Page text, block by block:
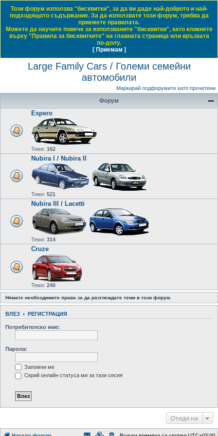
Daewoo & Chevrolet Club Bulgaria
ЧЗВ Правила на форума Влез
Регистрация
Начало форум Large Family Cars / Големи семейни автомобили
е
е
Виж активните теми
Large Family Cars / Големи семейни
автомобили
Маркирай подфорумите като прочетени
Форум
Espero
Теми: 162
Nubira I / Nubira II
Теми: 521
Nubira III / Lacetti
Теми: 314
Cruze
Теми: 240
Нямате необходимите права за да разглеждате теми в този форум.
ВЛЕЗ • РЕГИСТРАЦИЯ
Потребителско име:
Парола:
Запомни ме
Скрий онлайн статуса ми за тази сесия
Отиди на
Този форум използва "бисквитки", за да ви даде най-доброто и най-
подходящото съдържание. За да използвате този форум, трябва да
приемете правилата.
Можете да научите повече за използваните "бисквитки", като кликнете
върху "Правила за бисквитките" на главната страница или връзката
по-долу.
[ Приемам ]